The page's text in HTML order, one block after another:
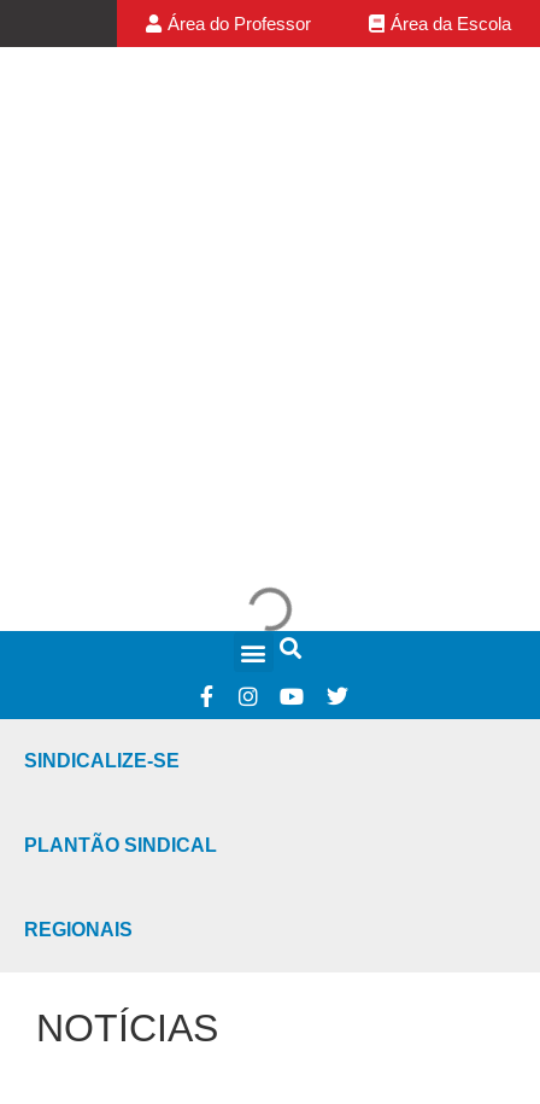
Área do Professor Área da Escola
SINDICALIZE-SE
PLANTÃO SINDICAL
REGIONAIS
NOTÍCIAS